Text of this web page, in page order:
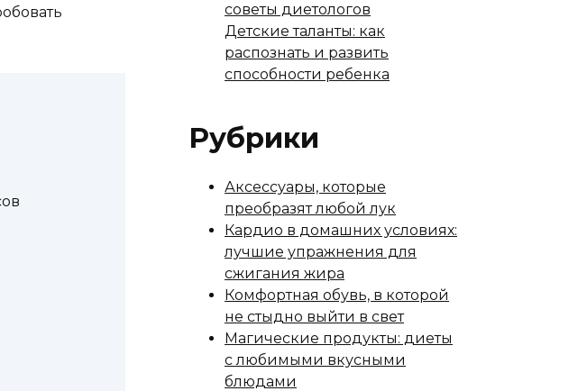
советы диетологов
Детские таланты: как
распознать и развить
способности ребенка
Рубрики
Аксессуары, которые
преобразят любой лук
Кардио в домашних условиях:
лучшие упражнения для
сжигания жира
Комфортная обувь, в которой
не стыдно выйти в свет
Магические продукты: диеты
с любимыми вкусными
блюдами